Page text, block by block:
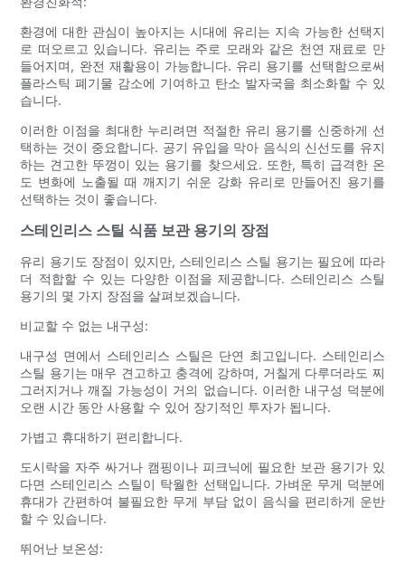
환경에 대한 관심이 높아지는 시대에 유리는 지속 가능한 선택지
로 떠오르고 있습니다. 유리는 주로 모래와 같은 천연 재료로 만
들어지며, 완전 재활용이 가능합니다. 유리 용기를 선택함으로써
플라스틱 폐기물 감소에 기여하고 탄소 발자국을 최소화할 수 있
습니다.
이러한 이점을 최대한 누리려면 적절한 유리 용기를 신중하게 선
택하는 것이 중요합니다. 공기 유입을 막아 음식의 신선도를 유지
하는 견고한 뚜껑이 있는 용기를 찾으세요. 또한, 특히 급격한 온
도 변화에 노출될 때 깨지기 쉬운 강화 유리로 만들어진 용기를
선택하는 것이 좋습니다.
스테인리스 스틸 식품 보관 용기의 장점
유리 용기도 장점이 있지만, 스테인리스 스틸 용기는 필요에 따라
더 적합할 수 있는 다양한 이점을 제공합니다. 스테인리스 스틸
용기의 몇 가지 장점을 살펴보겠습니다.
비교할 수 없는 내구성:
내구성 면에서 스테인리스 스틸은 단연 최고입니다. 스테인리스
스틸 용기는 매우 견고하고 충격에 강하며, 거칠게 다루더라도 찌
그러지거나 깨질 가능성이 거의 없습니다. 이러한 내구성 덕분에
오랜 시간 동안 사용할 수 있어 장기적인 투자가 됩니다.
가볍고 휴대하기 편리합니다.
도시락을 자주 싸거나 캠핑이나 피크닉에 필요한 보관 용기가 있
다면 스테인리스 스틸이 탁월한 선택입니다. 가벼운 무게 덕분에
휴대가 간편하여 불필요한 무게 부담 없이 음식을 편리하게 운반
할 수 있습니다.
뛰어난 보온성: